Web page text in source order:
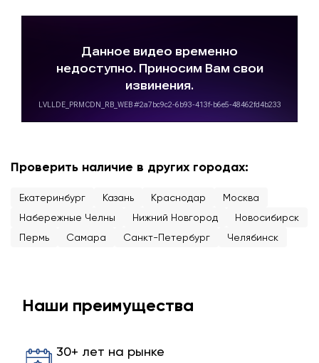
Проверить наличие в других городах:
Екатеринбург Казань Краснодар
Москва
Набережные Челны
Нижний Новгород
Новосибирск
Пермь
Самара Санкт-Петербург Челябинск
Наши преимущества
30+ лет на рынке